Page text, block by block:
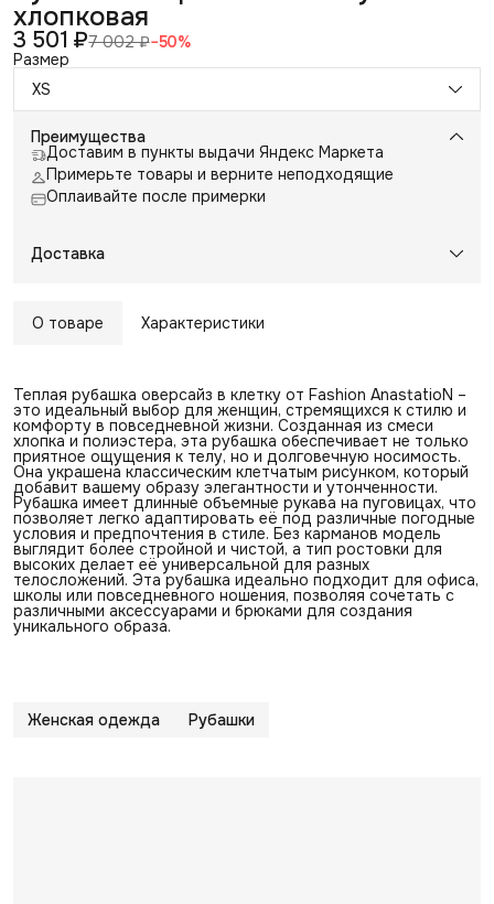
хлопковая
3 501 ₽7 002 ₽−50%
Размер
XS
Преимущества
Доставим в пункты выдачи Яндекс Маркета
Примерьте товары и верните неподходящие
Оплаивайте после примерки
Доставка
О товаре Характеристики
Теплая рубашка оверсайз в клетку от Fashion AnastatioN –
это идеальный выбор для женщин, стремящихся к стилю и
комфорту в повседневной жизни. Созданная из смеси
хлопка и полиэстера, эта рубашка обеспечивает не только
приятное ощущения к телу, но и долговечную носимость.
Она украшена классическим клетчатым рисунком, который
добавит вашему образу элегантности и утонченности.
Рубашка имеет длинные объемные рукава на пуговицах, что
позволяет легко адаптировать её под различные погодные
условия и предпочтения в стиле. Без карманов модель
выглядит более стройной и чистой, а тип ростовки для
высоких делает её универсальной для разных
телосложений. Эта рубашка идеально подходит для офиса,
школы или повседневного ношения, позволяя сочетать с
различными аксессуарами и брюками для создания
уникального образа.
Женская одежда Рубашки